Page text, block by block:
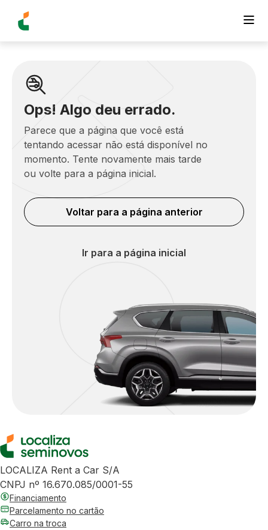
Ops! Algo deu errado.
Parece que a página que você está
tentando acessar não está disponível no
momento. Tente novamente mais tarde
ou volte para a página inicial.
Voltar para a página anterior
Ir para a página inicial
LOCALIZA Rent a Car S/A
CNPJ nº 16.670.085/0001-55
Financiamento
Parcelamento no cartão
Carro na troca